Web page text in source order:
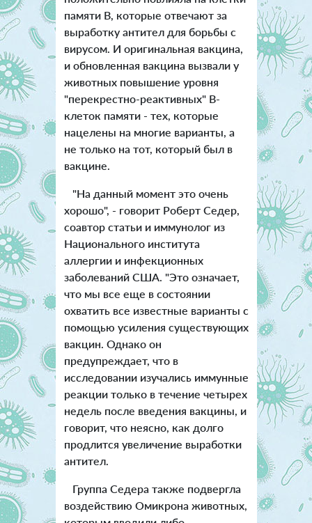
памяти В, которые отвечают за
выработку антител для борьбы с
вирусом. И оригинальная вакцина,
и обновленная вакцина вызвали у
животных повышение уровня
"перекрестно-реактивных" В-
клеток памяти - тех, которые
нацелены на многие варианты, а
не только на тот, который был в
вакцине.
"На данный момент это очень
хорошо", - говорит Роберт Седер,
соавтор статьи и иммунолог из
Национального института
аллергии и инфекционных
заболеваний США. "Это означает,
что мы все еще в состоянии
охватить все известные варианты с
помощью усиления существующих
вакцин. Однако он
предупреждает, что в
исследовании изучались иммунные
реакции только в течение четырех
недель после введения вакцины, и
говорит, что неясно, как долго
продлится увеличение выработки
антител.
Группа Седера также подвергла
воздействию Омикрона животных,